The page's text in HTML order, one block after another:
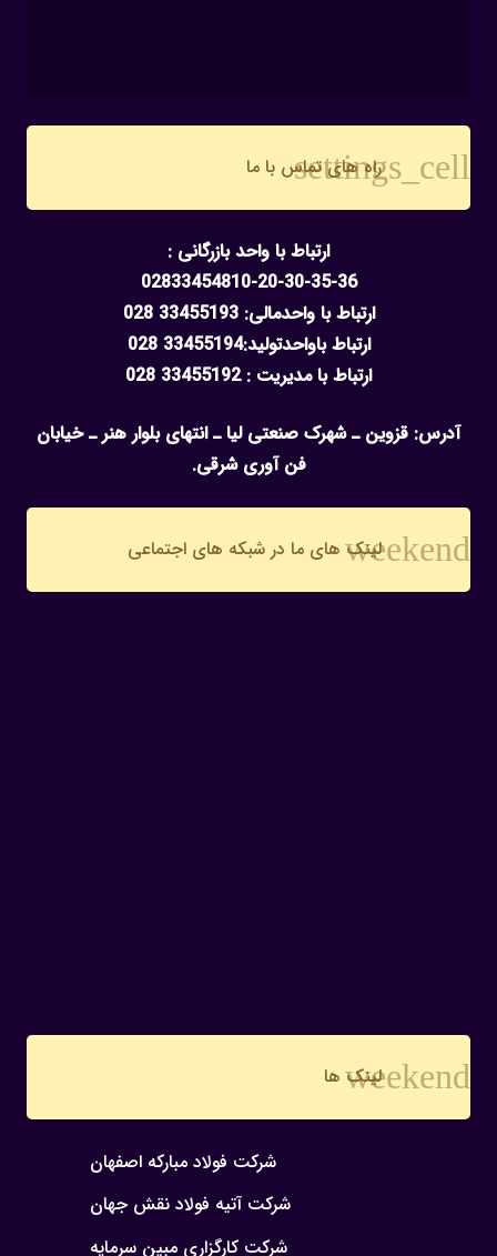
settings_cell
راه های تماس با ما
ارتباط با واحد بازرگانی :
02833454810-20-30-35-36
ارتباط با واحدمالی: 33455193 028
ارتباط باواحدتولید:33455194 028
ارتباط با مدیریت : 33455192 028
آدرس: قزوین ـ شهرک صنعتی لیا ـ انتهای بلوار هنر ـ خیابان
فن آوری شرقی.
weekendلینک های ما در شبکه های اجتماعی
weekend
لینک ها
شرکت فولاد مبارکه اصفهان
شرکت آتیه فولاد نقش جهان
شرکت کارگزاری مبین سرمایه